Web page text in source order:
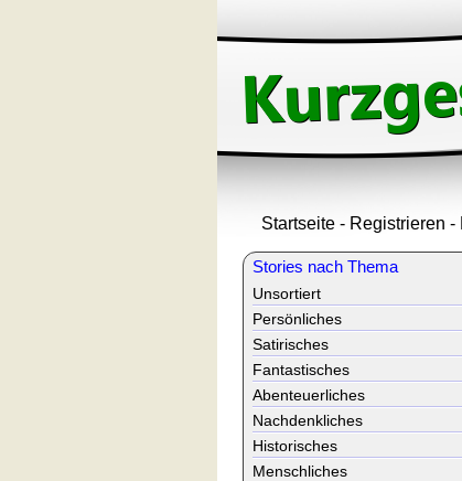
Startseite - Registrieren -
Stories nach Thema
Unsortiert
Persönliches
Satirisches
Fantastisches
Abenteuerliches
Nachdenkliches
Historisches
Menschliches